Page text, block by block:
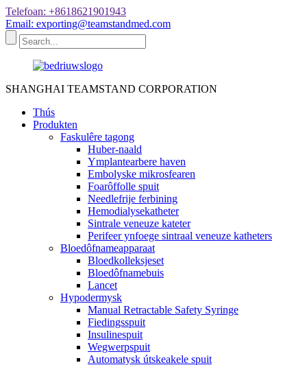
Telefoan: +8618621901943
Email: exporting@teamstandmed.com
SHANGHAI TEAMSTAND CORPORATION
Thús
Produkten
Faskulêre tagong
Huber-naald
Ymplantearbere haven
Embolyske mikrosfearen
Foarôffolle spuit
Needlefrije ferbining
Hemodialysekatheter
Sintrale veneuze kateter
Perifeer ynfoege sintraal veneuze katheters
Bloedôfnameapparaat
Bloedkolleksjeset
Bloedôfnamebuis
Lancet
Hypodermysk
Manual Retractable Safety Syringe
Fiedingsspuit
Insulinespuit
Wegwerpspuit
Automatysk útskeakele spuit